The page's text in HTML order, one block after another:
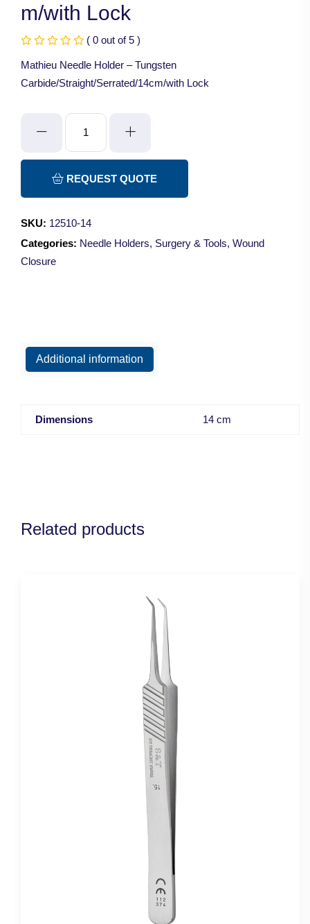
m/with Lock
( 0 out of 5 )
Mathieu Needle Holder – Tungsten
Carbide/Straight/Serrated/14cm/with Lock
Holder
Tungsten
Lock
quantity
REQUEST QUOTE
SKU: 12510-14
Categories: Needle Holders, Surgery & Tools, Wound
Closure
Additional information
Dimensions 14 cm
Related products